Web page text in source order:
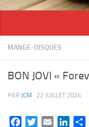
MANGE-DISQUES
BON JOVI «
PAR JCM · 22 JUILLET 2024
FacebookTwitterEmail